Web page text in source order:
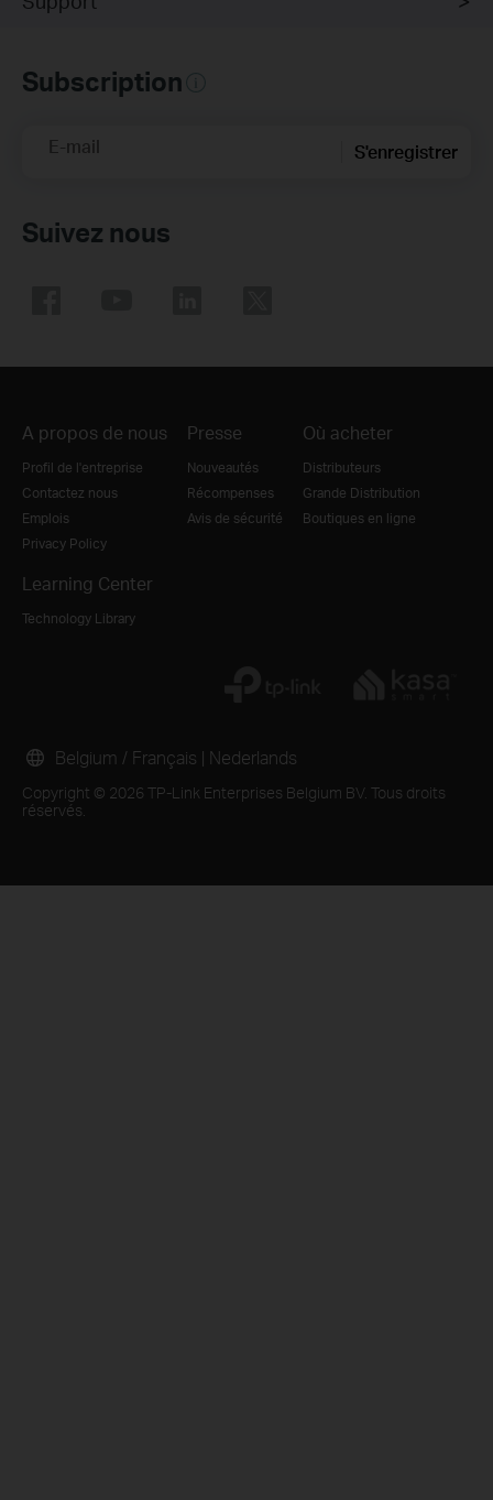
Subscription
E-mail S'enregistrer
Suivez nous
A propos de nous
Profil de l'entreprise
Contactez nous
Emplois
Privacy Policy
Presse
Nouveautés
Récompenses
Avis de sécurité
Où acheter
Distributeurs
Grande Distribution
Boutiques en ligne
Learning Center
Technology Library
Copyright © 2026 TP-Link Enterprises Belgium BV. Tous droits
réservés.
Belgium / Français | Nederlands